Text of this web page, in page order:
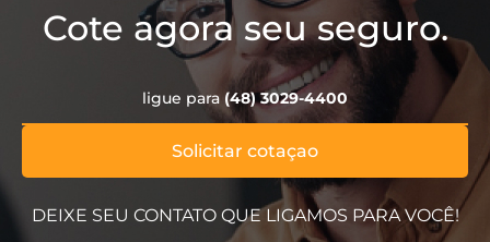
Cote agora seu seguro.
Solicitar cotaçao
ligue para (48) 3029-4400
DEIXE SEU CONTATO QUE LIGAMOS PARA VOCÊ!